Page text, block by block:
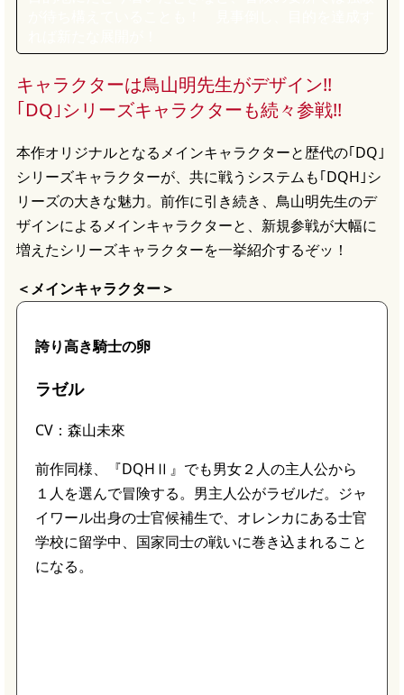
キャラクターは鳥山明先生がデザイン!!
｢DQ｣シリーズキャラクターも続々参戦!!
本作オリジナルとなるメインキャラクターと歴代の｢DQ｣
シリーズキャラクターが、共に戦うシステムも｢DQH｣シ
リーズの大きな魅力。前作に引き続き、鳥山明先生のデ
ザインによるメインキャラクターと、新規参戦が大幅に
増えたシリーズキャラクターを一挙紹介するぞッ！
＜メインキャラクター＞
誇り高き騎士の卵
ラゼル
CV：森山未來
前作同様、『DQHⅡ』でも男女２人の主人公から
１人を選んで冒険する。男主人公がラゼルだ。ジャ
イワール出身の士官候補生で、オレンカにある士官
学校に留学中、国家同士の戦いに巻き込まれること
になる。